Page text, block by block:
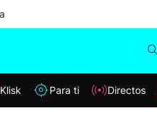
Klisk Para ti Directos